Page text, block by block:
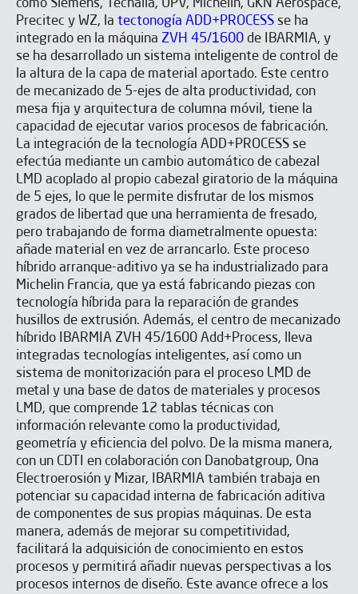
como Siemens, Tecnalia, UPV, Michelin, GKN Aerospace,
Precitec y WZ, la tectonogía ADD+PROCESS se ha
integrado en la máquina ZVH 45/1600 de IBARMIA, y
se ha desarrollado un sistema inteligente de control de
la altura de la capa de material aportado. Este centro
de mecanizado de 5-ejes de alta productividad, con
mesa fija y arquitectura de columna móvil, tiene la
capacidad de ejecutar varios procesos de fabricación.
La integración de la tecnología ADD+PROCESS se
efectúa mediante un cambio automático de cabezal
LMD acoplado al propio cabezal giratorio de la máquina
de 5 ejes, lo que le permite disfrutar de los mismos
grados de libertad que una herramienta de fresado,
pero trabajando de forma diametralmente opuesta:
añade material en vez de arrancarlo. Este proceso
híbrido arranque-aditivo ya se ha industrializado para
Michelin Francia, que ya está fabricando piezas con
tecnología híbrida para la reparación de grandes
husillos de extrusión. Además, el centro de mecanizado
híbrido IBARMIA ZVH 45/1600 Add+Process, lleva
integradas tecnologías inteligentes, así como un
sistema de monitorización para el proceso LMD de
metal y una base de datos de materiales y procesos
LMD, que comprende 12 tablas técnicas con
información relevante como la productividad,
geometría y eficiencia del polvo. De la misma manera,
con un CDTI en colaboración con Danobatgroup, Ona
Electroerosión y Mizar, IBARMIA también trabaja en
potenciar su capacidad interna de fabricación aditiva
de componentes de sus propias máquinas. De esta
manera, además de mejorar su competitividad,
facilitará la adquisición de conocimiento en estos
procesos y permitirá añadir nuevas perspectivas a los
procesos internos de diseño. Este avance ofrece a los
SUSCRÍBETE A NUESTRA
NEWSLETTER